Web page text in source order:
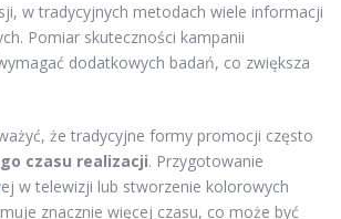
w tradycyjnych metodach wiele informacji
Pomiar skuteczności kampanii
dodatkowych badań, co zwiększa
że tradycyjne formy promocji często
czasu realizacji. Przygotowanie
w telewizji lub stworzenie kolorowych
znacznie więcej czasu, co może być